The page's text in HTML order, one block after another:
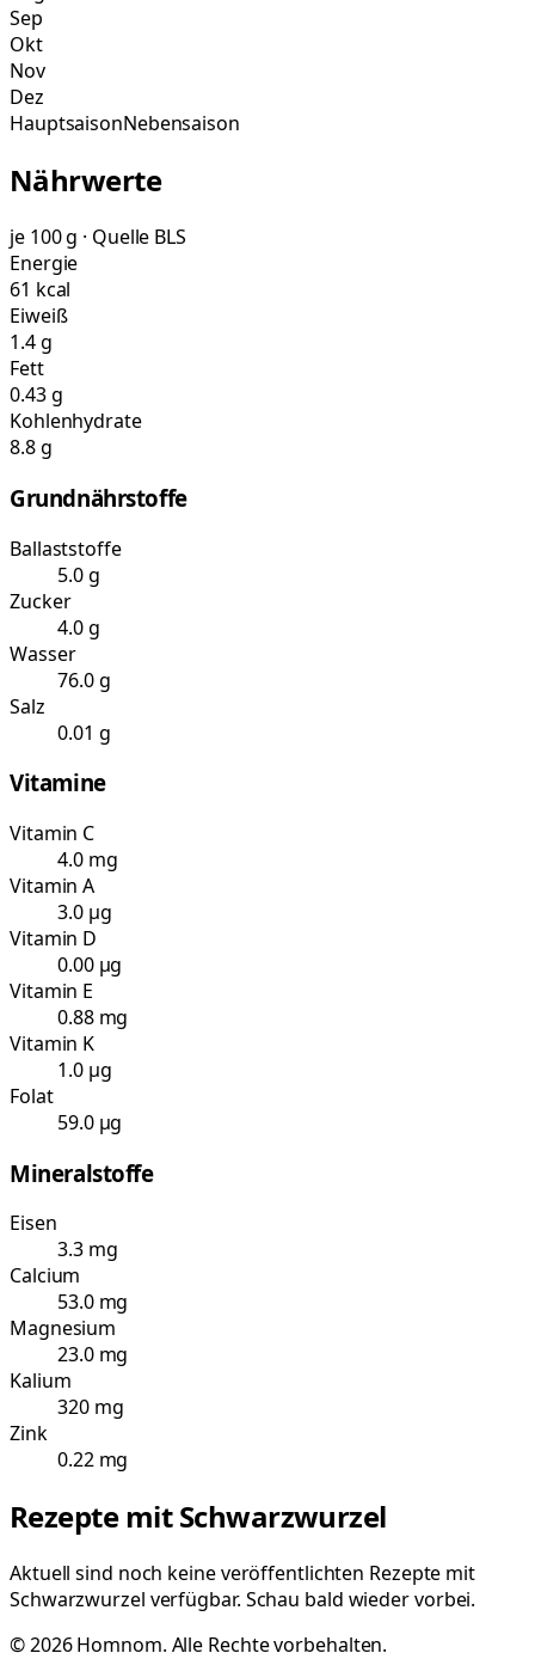
Sep
Okt
Nov
Dez
HauptsaisonNebensaison
Nährwerte
je 100 g · Quelle BLS
Energie
61 kcal
Eiweiß
1.4 g
Fett
0.43 g
Kohlenhydrate
8.8 g
Grundnährstoffe
Ballaststoffe
5.0 g
Zucker
4.0 g
Wasser
76.0 g
Salz
0.01 g
Vitamine
Vitamin C
4.0 mg
Vitamin A
3.0 µg
Vitamin D
0.00 µg
Vitamin E
0.88 mg
Vitamin K
1.0 µg
Folat
59.0 µg
Mineralstoffe
Eisen
3.3 mg
Calcium
53.0 mg
Magnesium
23.0 mg
Kalium
320 mg
Zink
0.22 mg
Rezepte mitSchwarzwurzel
Aktuell sind noch keine veröffentlichten Rezepte mit
Schwarzwurzel verfügbar. Schau bald wieder vorbei.
©2026Homnom. Alle Rechte vorbehalten.